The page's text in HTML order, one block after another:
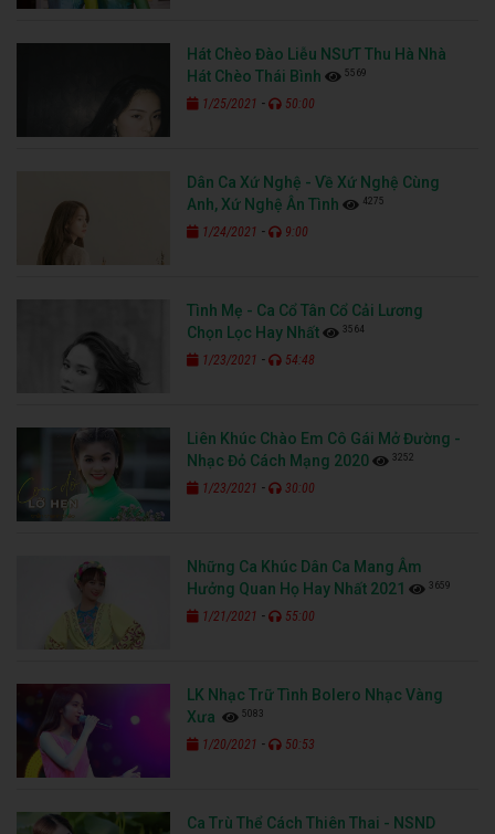
Hát Chèo Đào Liễu NSƯT Thu Hà Nhà
Hát Chèo Thái Bình
5569
1/25/2021 - 50:00
Dân Ca Xứ Nghệ - Về Xứ Nghệ Cùng
Anh, Xứ Nghệ Ân Tình
4275
1/24/2021 - 9:00
Tình Mẹ - Ca Cổ Tân Cổ Cải Lương
Chọn Lọc Hay Nhất
3564
1/23/2021 - 54:48
Liên Khúc Chào Em Cô Gái Mở Đường -
Nhạc Đỏ Cách Mạng 2020
3252
1/23/2021 - 30:00
Những Ca Khúc Dân Ca Mang Âm
Hưởng Quan Họ Hay Nhất 2021
3659
1/21/2021 - 55:00
LK Nhạc Trữ Tình Bolero Nhạc Vàng
Xưa
5083
1/20/2021 - 50:53
Ca Trù Thể Cách Thiên Thai - NSND